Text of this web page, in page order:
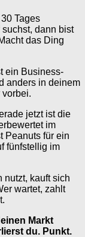
Tages
suchst, dann bist
das Ding
ein Business-
anders in deinem
vorbei.
jetzt ist die
im
Peanuts für ein
fünfstellig im
nutzt, kauft sich
wartet, zahlt
Markt
du. Punkt.